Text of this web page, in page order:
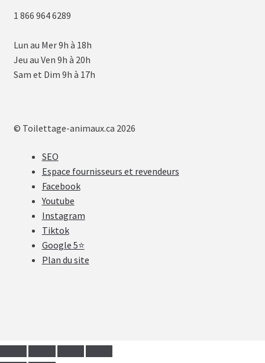
1 866 964 6289
Lun au Mer 9h à 18h
Jeu au Ven 9h à 20h
Sam et Dim 9h à 17h
© Toilettage-animaux.ca 2026
SEO
Espace fournisseurs et revendeurs
Facebook
Youtube
Instagram
Tiktok
Google 5⭐
Plan du site